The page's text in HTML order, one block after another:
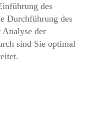
des
Durchführung des
Analyse der
sind Sie optimal